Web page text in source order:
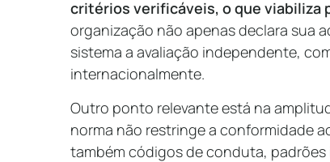
critérios verificáveis, o que viabiliza
organização não apenas declara sua
sistema a avaliação independente,
internacionalmente.
Outro ponto relevante está na
norma não restringe a conformidade
também códigos de conduta,